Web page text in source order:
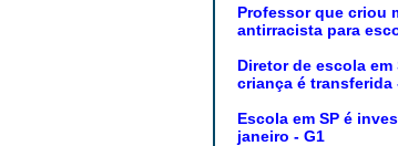
Professor que criou
antirracista para
Diretor de escola
criança é transferida
Escola em SP é
janeiro - G1